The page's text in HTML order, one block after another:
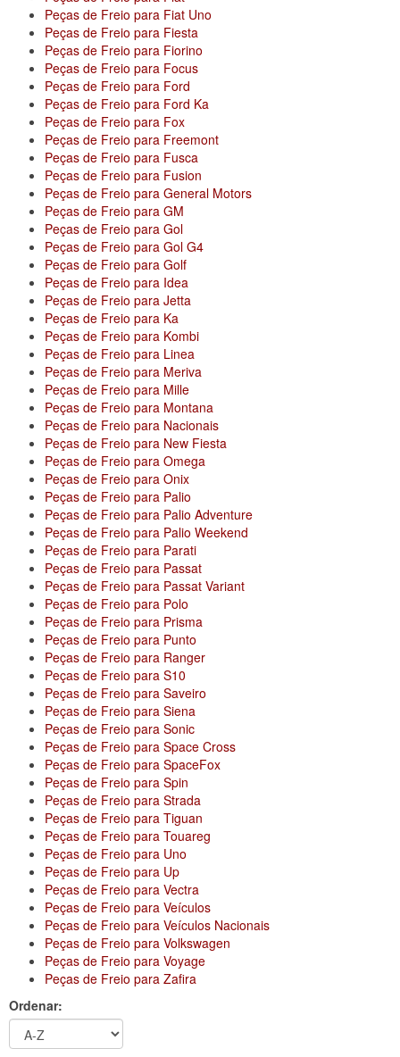
Peças de Freio para Fiat Uno
Peças de Freio para Fiesta
Peças de Freio para Fiorino
Peças de Freio para Focus
Peças de Freio para Ford
Peças de Freio para Ford Ka
Peças de Freio para Fox
Peças de Freio para Freemont
Peças de Freio para Fusca
Peças de Freio para Fusion
Peças de Freio para General Motors
Peças de Freio para GM
Peças de Freio para Gol
Peças de Freio para Gol G4
Peças de Freio para Golf
Peças de Freio para Idea
Peças de Freio para Jetta
Peças de Freio para Ka
Peças de Freio para Kombi
Peças de Freio para Linea
Peças de Freio para Meriva
Peças de Freio para Mille
Peças de Freio para Montana
Peças de Freio para Nacionais
Peças de Freio para New Fiesta
Peças de Freio para Omega
Peças de Freio para Onix
Peças de Freio para Palio
Peças de Freio para Palio Adventure
Peças de Freio para Palio Weekend
Peças de Freio para Parati
Peças de Freio para Passat
Peças de Freio para Passat Variant
Peças de Freio para Polo
Peças de Freio para Prisma
Peças de Freio para Punto
Peças de Freio para Ranger
Peças de Freio para S10
Peças de Freio para Saveiro
Peças de Freio para Siena
Peças de Freio para Sonic
Peças de Freio para Space Cross
Peças de Freio para SpaceFox
Peças de Freio para Spin
Peças de Freio para Strada
Peças de Freio para Tiguan
Peças de Freio para Touareg
Peças de Freio para Uno
Peças de Freio para Up
Peças de Freio para Vectra
Peças de Freio para Veículos
Peças de Freio para Veículos Nacionais
Peças de Freio para Volkswagen
Peças de Freio para Voyage
Peças de Freio para Zafira
Ordenar: